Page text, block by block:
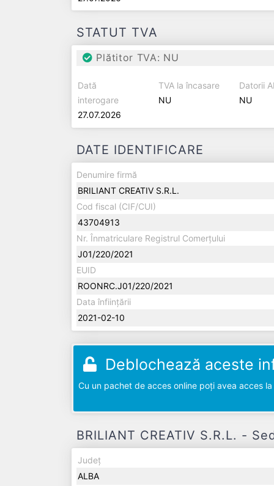
STATUT TVA
Plătitor TVA: NU
Dată
interogare
27.07.2026
TVA la încasare
NU
Datorii
NU
DATE IDENTIFICARE
Denumire firmă
BRILIANT CREATIV S.R.L.
Cod fiscal (CIF/CUI)
43704913
Nr. Înmatriculare Registrul Comerțului
J01/220/2021
EUID
ROONRC.J01/220/2021
Data înființării
2021-02-10
Deblochează aceste
Cu un pachet de acces online poți avea acces
BRILIANT CREATIV S.R.L. -
Județ
ALBA